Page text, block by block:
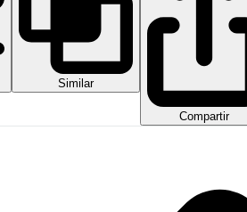
Similar
Compartir